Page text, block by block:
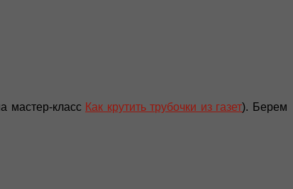
мастер-класс Как крутить трубочки из газет). Берем